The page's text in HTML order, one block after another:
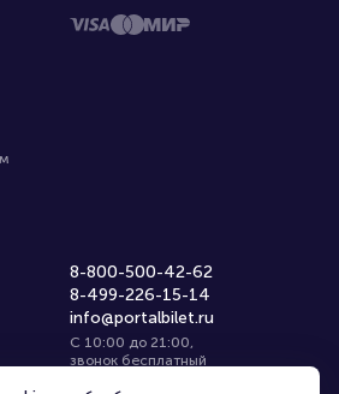
8-800-500-42-62
8-499-226-15-14
info@portalbilet.ru
С 10:00 до 21:00,
звонок бесплатный